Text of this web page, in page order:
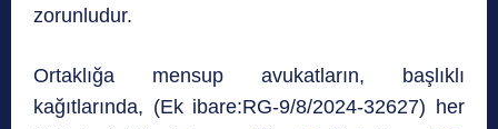
zorunludur.
Ortaklığa mensup avukatların, başlıklı
kağıtlarında, (Ek ibare:RG-9/8/2024-32627) her